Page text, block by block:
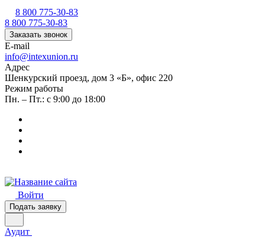
8 800 775-30-83
8 800 775-30-83
Заказать звонок
E-mail
info@intexunion.ru
Адрес
Шенкурский проезд, дом 3 «Б», офис 220
Режим работы
Пн. – Пт.: с 9:00 до 18:00
Войти
Подать заявку
Аудит